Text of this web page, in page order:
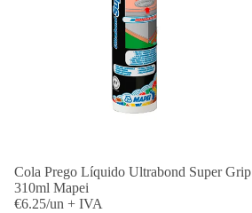
Cola Prego Líquido Ultrabond Super Grip
310ml Mapei
€6.25/un + IVA